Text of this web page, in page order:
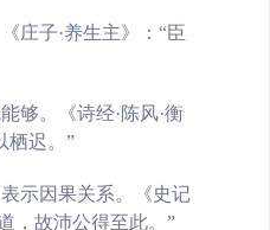
庄子·养生主》：“臣
够。《诗经·陈风·衡
栖迟。”
示因果关系。《史记
，故沛公得至此。”